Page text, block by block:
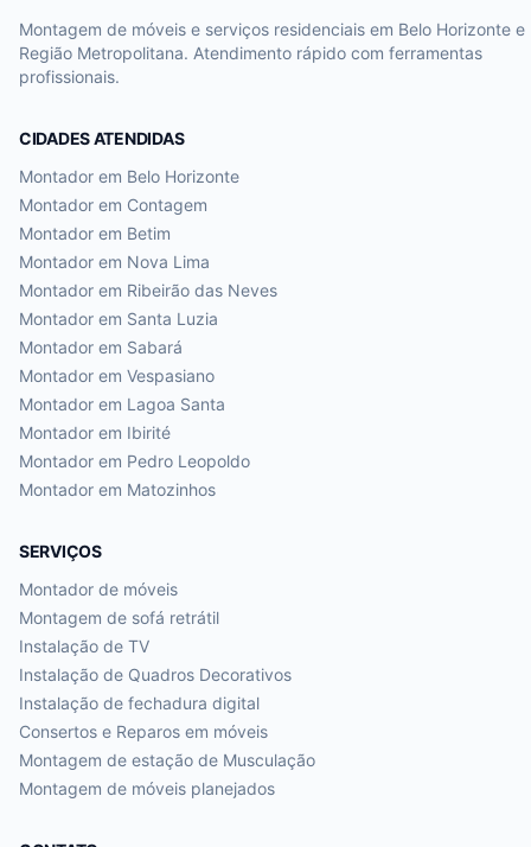
Montagem de móveis e serviços residenciais em Belo Horizonte e
Região Metropolitana. Atendimento rápido com ferramentas
profissionais.
CIDADES ATENDIDAS
Montador em Belo Horizonte
Montador em Contagem
Montador em Betim
Montador em Nova Lima
Montador em Ribeirão das Neves
Montador em Santa Luzia
Montador em Sabará
Montador em Vespasiano
Montador em Lagoa Santa
Montador em Ibirité
Montador em Pedro Leopoldo
Montador em Matozinhos
SERVIÇOS
Montador de móveis
Montagem de sofá retrátil
Instalação de TV
Instalação de Quadros Decorativos
Instalação de fechadura digital
Consertos e Reparos em móveis
Montagem de estação de Musculação
Montagem de móveis planejados